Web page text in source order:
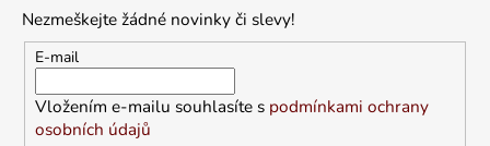
Nezmeškejte žádné novinky či slevy!
E-mail
Vložením e-mailu souhlasíte s podmínkami ochrany
osobních údajů